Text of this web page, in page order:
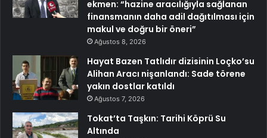
ekmen: “hazine aracılığıyla sağlanan
finansmanın daha adil dağıtılması için
makul ve doğru bir öneri”
Ağustos 8, 2026
Hayat Bazen Tatlıdır dizisinin Loçko’su
Alihan Aracı nişanlandı: Sade törene
yakın dostlar katıldı
Ağustos 7, 2026
Tokat’ta Taşkın: Tarihi Köprü Su
Altında